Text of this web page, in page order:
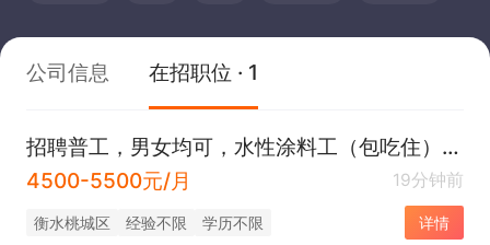
公司信息 在招职位 · 1
招聘普工，男女均可，水性涂料工（包吃住）/有意直接电话联系
4500-5500元/月
19分钟前
衡水桃城区 经验不限 学历不限 详情